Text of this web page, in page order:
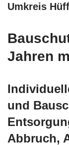
Umkreis
Jahren
und
Abbruch,